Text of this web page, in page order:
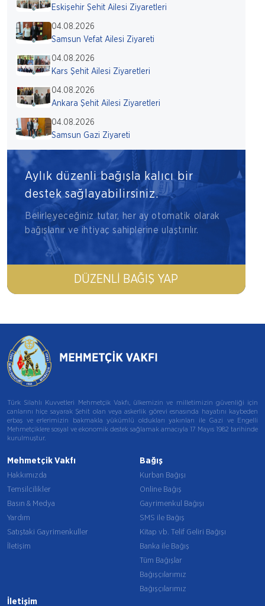
Eskişehir Şehit Ailesi Ziyaretleri
04.08.2026
Samsun Vefat Ailesi Ziyareti
04.08.2026
Kars Şehit Ailesi Ziyaretleri
04.08.2026
Ankara Şehit Ailesi Ziyaretleri
04.08.2026
Samsun Gazi Ziyareti
Aylık düzenli bağışla kalıcı bir
destek sağlayabilirsiniz.
Belirleyeceğiniz tutar, her ay otomatik olarak
bağışlanır ve ihtiyaç sahiplerine ulaştırılır.
DÜZENLI BAĞIŞ YAP
Türk Silahlı Kuvvetleri Mehmetçik Vakfı, ülkemizin ve milletimizin güvenliği için
canlarını hiçe sayarak Şehit olan veya askerlik görevi esnasında hayatını kaybeden
erbaş ve erlerimizin bakmakla yükümlü oldukları yakınları ile Gazi ve Engelli
Mehmetçiklere sosyal ve ekonomik destek sağlamak amacıyla 17 Mayıs 1982 tarihinde
kurulmuştur.
Mehmetçik Vakfı
Hakkımızda
Temsilcilikler
Basın & Medya
Yardım
Satıştaki Gayrimenkuller
İletişim
Bağış
Kurban Bağışı
Online Bağış
Gayrimenkul Bağışı
SMS ile Bağış
Kitap vb. Telif Geliri Bağışı
Banka ile Bağış
Tüm Bağışlar
Bağışçılarımız
Bağışçılarımız
İletişim